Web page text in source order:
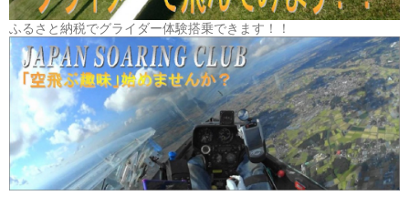
ふるさと納税でグライダー体験搭乗できます！！